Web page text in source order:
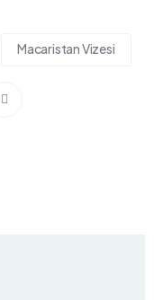
Macaristan Vizesi